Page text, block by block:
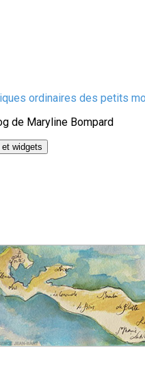
ordinaires des petits
de Maryline Bompard
et widgets